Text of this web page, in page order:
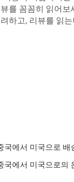
를 꼼꼼히 읽어
하고, 리뷰를 읽
국에서 미국으로 배
국에서 미국으로의